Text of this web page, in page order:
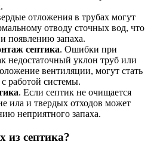
отложения в трубах могут
отводу сточных вод, что
появлению запаха.
септика. Ошибки при
недостаточный уклон труб или
вентиляции, могут стать
работой системы.
. Если септик не очищается
ила и твердых отходов может
неприятного запаха.
из септика?